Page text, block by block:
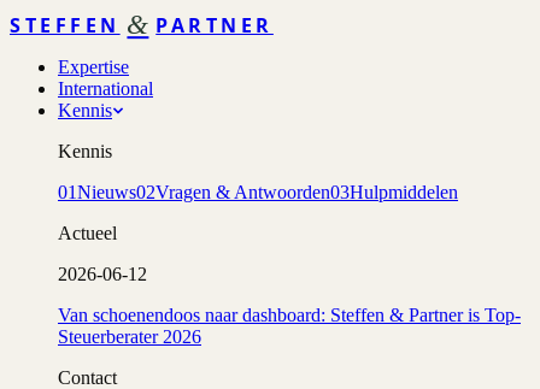
STEFFEN & PARTNER
Expertise
International
Kennis
Kennis
01Nieuws02Vragen & Antwoorden03Hulpmiddelen
Actueel
2026-06-12
Van schoenendoos naar dashboard: Steffen & Partner is Top-
Steuerberater 2026
Contact